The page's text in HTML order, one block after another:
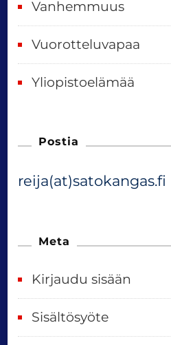
Vanhemmuus
Vuorotteluvapaa
Yliopistoelämää
Postia
reija(at)satokangas.fi
Meta
Kirjaudu sisään
Sisältösyöte